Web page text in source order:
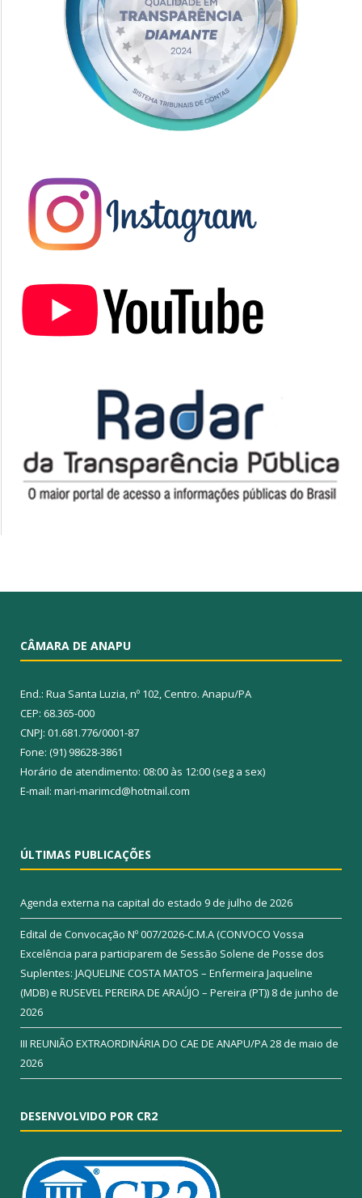
CÂMARA DE ANAPU
End.: Rua Santa Luzia, nº 102, Centro. Anapu/PA
CEP: 68.365-000
CNPJ: 01.681.776/0001-87
Fone: (91) 98628-3861
Horário de atendimento: 08:00 às 12:00 (seg a sex)
E-mail: mari-marimcd@hotmail.com
ÚLTIMAS PUBLICAÇÕES
Agenda externa na capital do estado 9 de julho de 2026
Edital de Convocação Nº 007/2026-C.M.A (CONVOCO Vossa
Excelência para participarem de Sessão Solene de Posse dos
Suplentes: JAQUELINE COSTA MATOS – Enfermeira Jaqueline
(MDB) e RUSEVEL PEREIRA DE ARAÚJO – Pereira (PT)) 8 de junho de
2026
III REUNIÃO EXTRAORDINÁRIA DO CAE DE ANAPU/PA28 de maio de
2026
DESENVOLVIDO POR CR2